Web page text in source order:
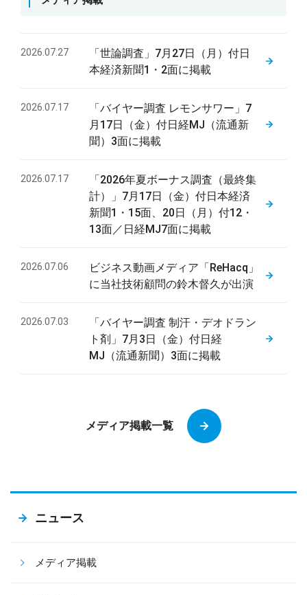
2026.07.27
「世論調査」7月27日（月）付日
本経済新聞1・2面に掲載
2026.07.17
「バイヤー調査 レモンサワー」7
月17日（金）付日経MJ（流通新
聞）3面に掲載
2026.07.17
「2026年夏ボーナス調査（最終集
計）」7月17日（金）付日本経済
新聞1・15面、20日（月）付12・
13面／日経MJ7面に掲載
2026.07.06
ビジネス動画メディア「ReHacq」
に当社技術顧問の鈴木督久が出演
2026.07.03
「バイヤー調査 制汗・デオドラン
ト剤」7月3日（金）付日経
MJ（流通新聞）3面に掲載
メディア掲載一覧
ニュース
メディア掲載